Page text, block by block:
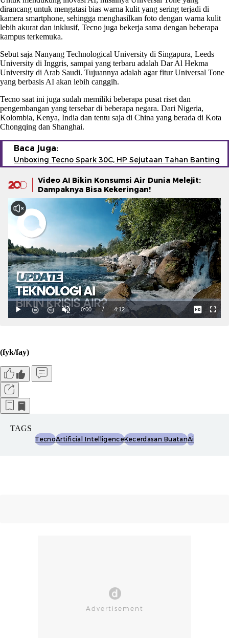
dirancang untuk mengatasi bias warna kulit yang sering terjadi di
kamera smartphone, sehingga menghasilkan foto dengan warna kulit
lebih akurat dan inklusif, Tecno juga bekerja sama dengan beberapa
kampus terkemuka.
Sebut saja Nanyang Technological University di Singapura, Leeds
University di Inggris, sampai yang terbaru adalah Dar Al Hekma
University di Arab Saudi. Tujuannya adalah agar fitur Universal Tone
yang berbasis AI akan lebih canggih.
Tecno saat ini juga sudah memiliki beberapa pusat riset dan
pengembangan yang tersebar di beberapa negara. Dari Nigeria,
Kolombia, Kenya, India dan tentu saja di China yang berada di Kota
Chongqing dan Shanghai.
Baca juga:
Unboxing Tecno Spark 30C, HP Sejutaan Tahan Banting
Video AI Bikin Konsumsi Air Dunia Melejit:
Dampaknya Bisa Kekeringan!
(fyk/fay)
TAGS
TecnoArtificial IntelligenceKecerdasan BuatanAi